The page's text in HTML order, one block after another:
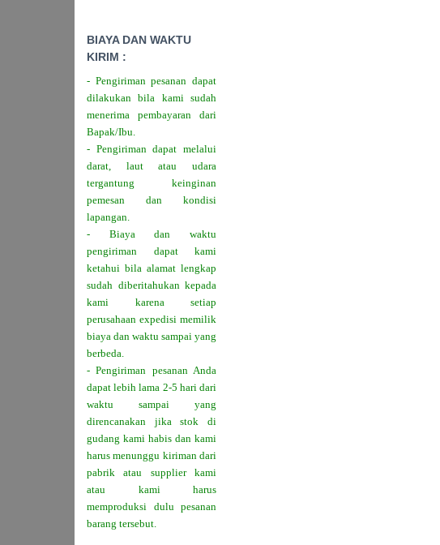
BIAYA DAN WAKTU
KIRIM :
- Pengiriman pesanan dapat
dilakukan bila kami sudah
menerima pembayaran dari
Bapak/Ibu.
- Pengiriman dapat melalui
darat, laut atau udara
tergantung keinginan
pemesan dan kondisi
lapangan.
- Biaya dan waktu
pengiriman dapat kami
ketahui bila alamat lengkap
sudah diberitahukan kepada
kami karena setiap
perusahaan expedisi memilik
biaya dan waktu sampai yang
berbeda.
- Pengiriman pesanan Anda
dapat lebih lama 2-5 hari dari
waktu sampai yang
direncanakan jika stok di
gudang kami habis dan kami
harus menunggu kiriman dari
pabrik atau supplier kami
atau kami harus
memproduksi dulu pesanan
barang tersebut.